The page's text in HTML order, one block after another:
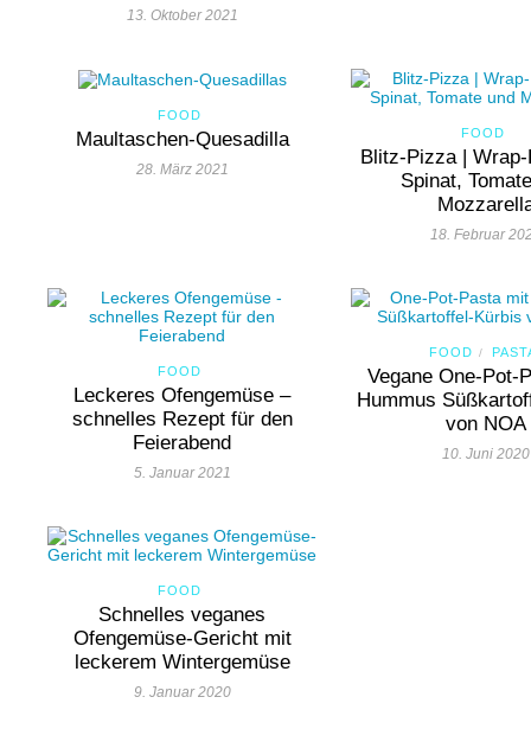
13. Oktober 2021
FOOD
Maultaschen-Quesadilla
28. März 2021
FOOD
Blitz-Pizza |
Spinat,
18. Februar
FOOD
Leckeres Ofengemüse –
schnelles Rezept für den
Feierabend
5. Januar 2021
FOOD /
Vegane One-Pot-
Hummus
von NOA
10. Juni 2020
FOOD
Schnelles veganes
Ofengemüse-Gericht mit
leckerem Wintergemüse
9. Januar 2020